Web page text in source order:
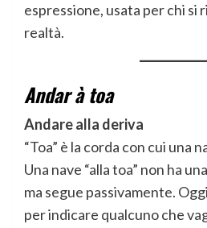
espressione, usata per chi si
realtà.
Andar à toa
Andare alla deriva
“Toa” è la corda con cui una
Una nave “alla toa” non ha
ma segue passivamente.
per indicare qualcuno che